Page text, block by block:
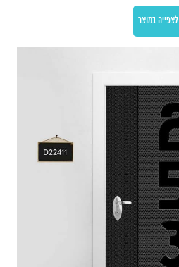
לצפייה במוצר